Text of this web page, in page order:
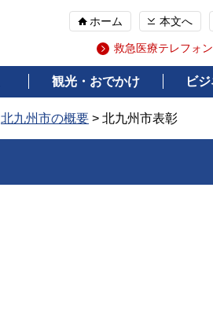
ホーム 本文へ
救急医療テレフォ
観光・おでかけ ビ
北九州市の概要 > 北九州市表彰